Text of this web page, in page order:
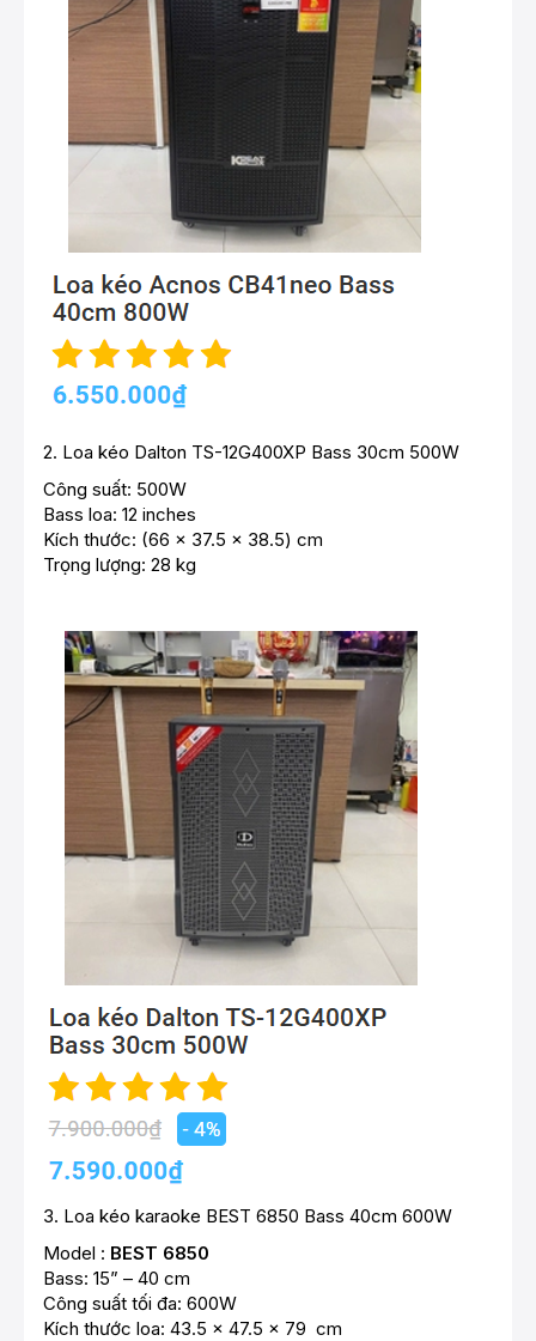
2. Loa kéo Dalton TS-12G400XP Bass 30cm 500W
Công suất: 500W
Bass loa: 12 inches
Kích thước: (66 x 37.5 x 38.5) cm
Trọng lượng: 28 kg
3. Loa kéo karaoke BEST 6850 Bass 40cm 600W
Model : BEST 6850
Bass: 15” – 40 cm
Công suất tối đa: 600W
Kích thước loa: 43.5 x 47.5 x 79 cm